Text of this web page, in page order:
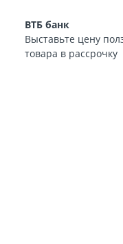
ВТБ банк
Выставьте цену
товара в рассрочку